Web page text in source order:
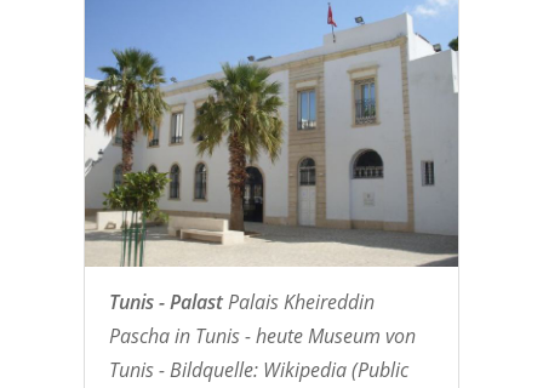
Tunis - PalastPalais Kheireddin
Pascha in Tunis - heute Museum von
Tunis - Bildquelle: Wikipedia (Public